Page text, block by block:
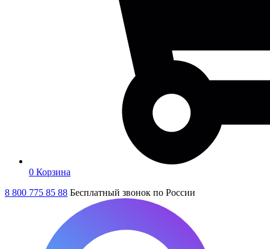
0 Корзина
8 800 775 85 88 Бесплатный звонок по России